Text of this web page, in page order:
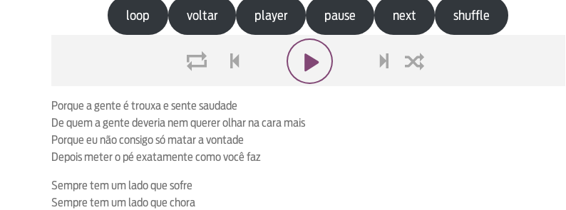
loop voltar player pause next shuffle
Porque a gente é trouxa e sente saudade
De quem a gente deveria nem querer olhar na cara mais
Porque eu não consigo só matar a vontade
Depois meter o pé exatamente como você faz
Sempre tem um lado que sofre
Sempre tem um lado que chora